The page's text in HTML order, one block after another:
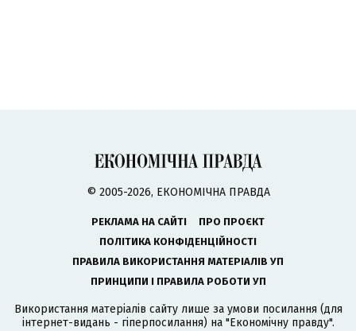
© 2005-2026, ЕКОНОМІЧНА ПРАВДА
РЕКЛАМА НА САЙТІ
ПРО ПРОЄКТ
ПОЛІТИКА КОНФІДЕНЦІЙНОСТІ
ПРАВИЛА ВИКОРИСТАННЯ МАТЕРІАЛІВ УП
ПРИНЦИПИ І ПРАВИЛА РОБОТИ УП
Використання матеріалів сайту лише за умови посилання (для
інтернет-видань - гіперпосилання) на "Економічну правду".